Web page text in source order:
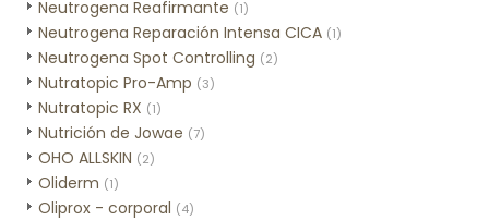
Neutrogena Reafirmante (1)
Neutrogena Reparación Intensa CICA (1)
Neutrogena Spot Controlling (2)
Nutratopic Pro-Amp (3)
Nutratopic RX (1)
Nutrición de Jowae (7)
OHO ALLSKIN (2)
Oliderm (1)
Oliprox - corporal (4)